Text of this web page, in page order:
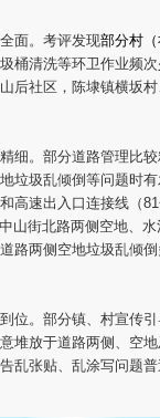
面。考评发现部分村
桶清洗等环卫作业频
后社区，陈埭镇横坂
精细。部分道路管理比
垃圾乱倾倒等问题时
高速出入口连接线（
中山街北路两侧空地、
路两侧空地垃圾乱倾
到位。部分镇、村宣传
堆放于道路两侧、空
乱张贴、乱涂写问题